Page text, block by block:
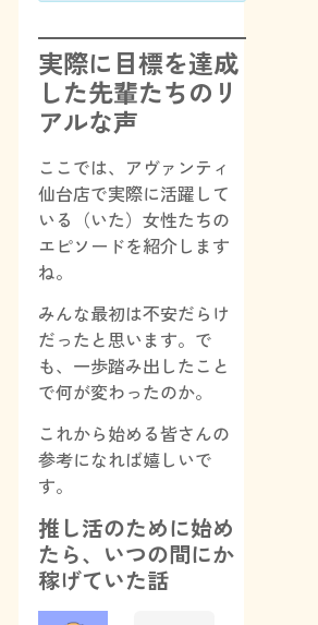
実際に目標を達成
した先輩たちのリ
アルな声
ここでは、アヴァンティ
仙台店で実際に活躍して
いる（いた）女性たちの
エピソードを紹介します
ね。
みんな最初は不安だらけ
だったと思います。で
も、一歩踏み出したこと
で何が変わったのか。
これから始める皆さんの
参考になれば嬉しいで
す。
推し活のために始め
たら、いつの間にか
稼げていた話